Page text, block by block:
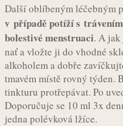
Další oblíbeným léčebným
v případě potíží s
bolestivé menstruaci. A
nať a vložte ji do vhodné
alkoholem a dobře
tmavém místě rovný týden.
tinkturu protřepávat. Po
Doporučuje se 10 ml 3x
jedna polévková lžíce.